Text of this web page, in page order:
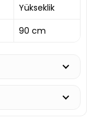
Yükseklik
90 cm